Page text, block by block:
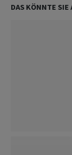
DAS KÖNNTE